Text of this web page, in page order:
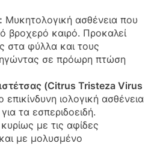
Μυκητολογική ασθένεια που
βροχερό καιρό. Προκαλεί
στα φύλλα και τους
σε πρόωρη πτώση
(Citrus Tristeza Virus
επικίνδυνη ιολογική ασθένεια
τα εσπεριδοειδή.
με τις αφίδες
με μολυσμένο